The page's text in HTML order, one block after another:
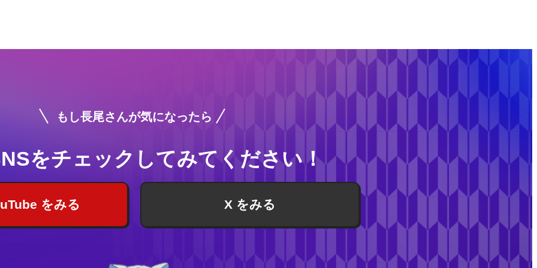
もし長尾さんが気になったら
をチェック してみてください！
をみる X をみる